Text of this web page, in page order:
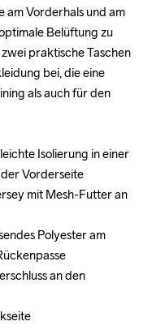
am Vorderhals und am
Belüftung zu
praktische Taschen
bei, die eine
als auch für den
Isolierung in einer
Vorderseite
mit Mesh-Futter an
Polyester am
an den
am Vorderhals und am
Belüftung zu
praktische Taschen
bei, die eine
als auch für den
Isolierung in einer
Vorderseite
mit Mesh-Futter an
Polyester am
an den